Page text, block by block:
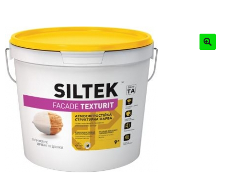
Блог
Оплата и доставка
О нас